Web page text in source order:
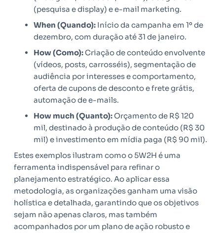
(pesquisa e display) e e-mail marketing.
When (Quando): Início da campanha em 1º de
dezembro, com duração até 31 de janeiro.
How (Como):Criação de conteúdo envolvente
(vídeos, posts, carrosséis), segmentação de
audiência por interesses e comportamento,
oferta de cupons de desconto e frete grátis,
automação de e-mails.
How much (Quanto):Orçamento de R$ 120
mil, destinado à produção de conteúdo (R$ 30
mil) e investimento em mídia paga (R$ 90 mil).
Estes exemplos ilustram como o 5W2H é uma
ferramenta indispensável para refinar o
planejamento estratégico. Ao aplicar essa
metodologia, as organizações ganham uma visão
holística e detalhada, garantindo que os objetivos
sejam não apenas claros, mas também
acompanhados por um plano de ação robusto e